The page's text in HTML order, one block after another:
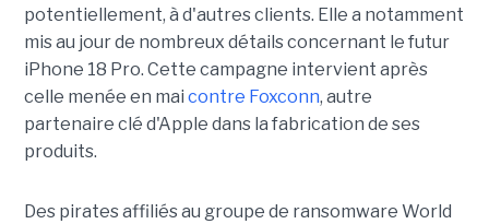
potentiellement, à d'autres clients. Elle a notamment
mis au jour de nombreux détails concernant le futur
iPhone 18 Pro. Cette campagne intervient après
celle menée en mai contre Foxconn, autre
partenaire clé d'Apple dans la fabrication de ses
produits.
Des pirates affiliés au groupe de ransomware World